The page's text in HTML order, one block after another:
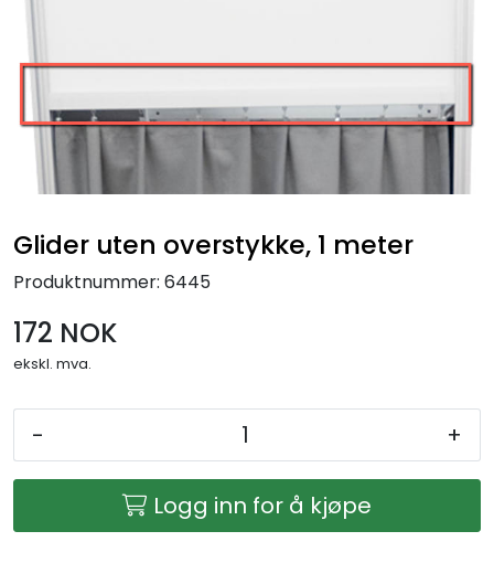
Glider uten overstykke, 1 meter
Produktnummer: 6445
172 NOK
ekskl. mva.
- +
Logg inn for å kjøpe